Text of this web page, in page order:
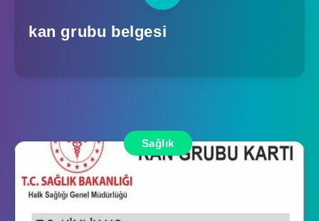
kan grubu belgesi
Sağlık